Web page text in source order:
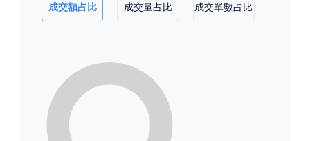
成交額占比 成交量占比 成交單數占比